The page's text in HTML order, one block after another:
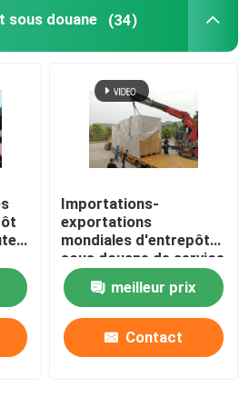
transport de la Chine
de la Chine
sous douane (34)
Importations-
exportations
mondiales d'entrepôt
sous douane de service
de services de
distribution à valeur
ajoutée de
dédouanement
meilleur prix
Contact